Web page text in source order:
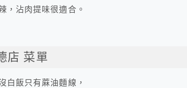
，沾肉提味很適合。
店 菜單
白飯只有蔴油麵線，